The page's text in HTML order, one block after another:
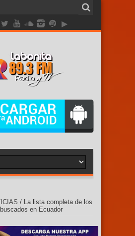
/ La lista completa de los
en Ecuador